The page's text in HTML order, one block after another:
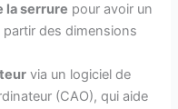
la serrure pour avoir un
partir des dimensions
via un logiciel de
(CAO), qui aide